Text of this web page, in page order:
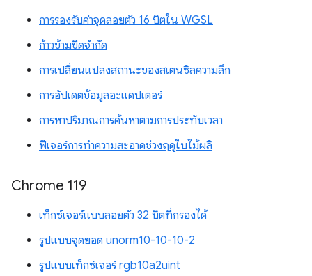
การรองรับค่าจุดลอยตัว 16 บิตใน WGSL
ก้าวข้ามขีดจำกัด
การเปลี่ยนแปลงสถานะของสเตนซิลความลึก
การอัปเดตข้อมูลอะแดปเตอร์
การหาปริมาณการค้นหาตามการประทับเวลา
ฟีเจอร์การทำความสะอาดช่วงฤดูใบไม้ผลิ
Chrome 119
เท็กซ์เจอร์แบบลอยตัว 32 บิตที่กรองได้
รูปแบบจุดยอด unorm10-10-10-2
รูปแบบเท็กซ์เจอร์ rgb10a2uint